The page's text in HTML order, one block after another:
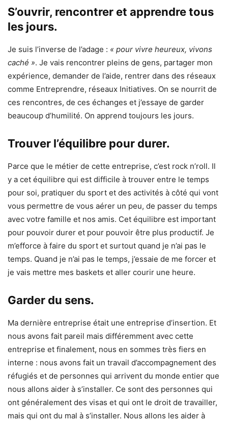
S’ouvrir, rencontrer et apprendre tous
les jours.
Je suis l’inverse de l’adage : « pour vivre heureux, vivons
caché ». Je vais rencontrer pleins de gens, partager mon
expérience, demander de l’aide, rentrer dans des réseaux
comme Entreprendre, réseaux Initiatives. On se nourrit de
ces rencontres, de ces échanges et j’essaye de garder
beaucoup d’humilité. On apprend toujours les jours.
Trouver l’équilibre pour durer.
Parce que le métier de cette entreprise, c’est rock n’roll. Il
y a cet équilibre qui est difficile à trouver entre le temps
pour soi, pratiquer du sport et des activités à côté qui vont
vous permettre de vous aérer un peu, de passer du temps
avec votre famille et nos amis. Cet équilibre est important
pour pouvoir durer et pour pouvoir être plus productif. Je
m’efforce à faire du sport et surtout quand je n’ai pas le
temps. Quand je n’ai pas le temps, j’essaie de me forcer et
je vais mettre mes baskets et aller courir une heure.
Garder du sens.
Ma dernière entreprise était une entreprise d’insertion. Et
nous avons fait pareil mais différemment avec cette
entreprise et finalement, nous en sommes très fiers en
interne : nous avons fait un travail d’accompagnement des
réfugiés et de personnes qui arrivent du monde entier que
nous allons aider à s’installer. Ce sont des personnes qui
ont généralement des visas et qui ont le droit de travailler,
mais qui ont du mal à s’installer. Nous allons les aider à